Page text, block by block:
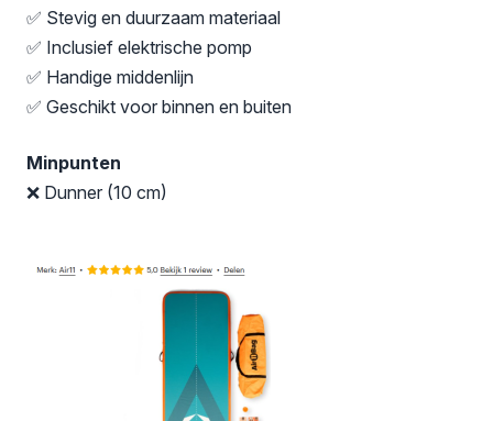
✅ Stevig en duurzaam materiaal
✅ Inclusief elektrische pomp
✅ Handige middenlijn
✅ Geschikt voor binnen en buiten
Minpunten
❌ Dunner (10 cm)